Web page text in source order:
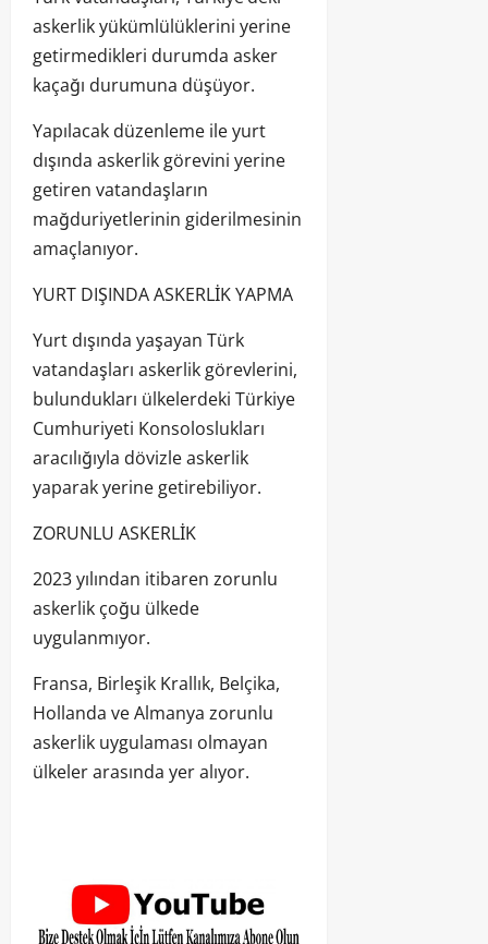
askerlik yükümlülüklerini yerine
getirmedikleri durumda asker
kaçağı durumuna düşüyor.
Yapılacak düzenleme ile yurt
dışında askerlik görevini yerine
getiren vatandaşların
mağduriyetlerinin giderilmesinin
amaçlanıyor.
YURT DIŞINDA ASKERLİK YAPMA
Yurt dışında yaşayan Türk
vatandaşları askerlik görevlerini,
bulundukları ülkelerdeki Türkiye
Cumhuriyeti Konsoloslukları
aracılığıyla dövizle askerlik
yaparak yerine getirebiliyor.
ZORUNLU ASKERLİK
2023 yılından itibaren zorunlu
askerlik çoğu ülkede
uygulanmıyor.
Fransa, Birleşik Krallık, Belçika,
Hollanda ve Almanya zorunlu
askerlik uygulaması olmayan
ülkeler arasında yer alıyor.